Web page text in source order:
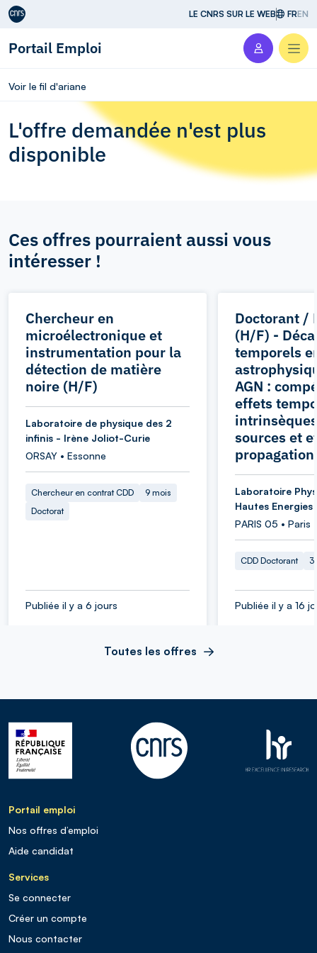
Aller au contenu LE CNRS SUR LE WEB FREN
Portail Emploi
Voir le fil d'ariane
L'offre demandée n'est plus
disponible
Ces offres pourraient aussi vous
intéresser !
Chercheur en
microélectronique et
instrumentation pour la
détection de matière
noire (H/F)
Laboratoire de physique des 2
infinis - Irène Joliot-Curie
ORSAY • Essonne
Chercheur en contrat CDD
9 mois
Doctorat
Publiée il y a 6 jours
Doctorant /
(H/F) -
temporels
AGN :
effets
sources et
propagation
Laboratoire
Hautes Energies
PARIS 05 • Paris
CDD Doctorant
Publiée il y a 16
Toutes les offres
Portail emploi
Nos offres d’emploi
Aide candidat
Services
Se connecter
Créer un compte
Nous contacter